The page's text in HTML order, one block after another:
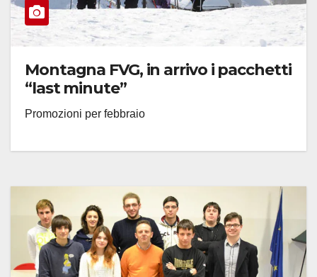
Montagna FVG, in arrivo i pacchetti
“last minute”
Promozioni per febbraio